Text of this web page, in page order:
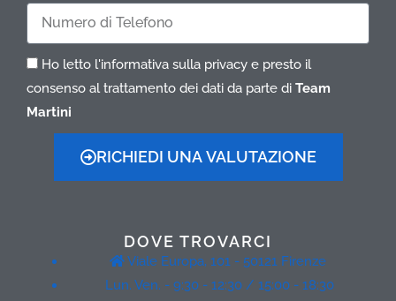
Telefono
Ho letto l'informativa sulla privacy e presto il
consenso al trattamento dei dati da parte di Team
Martini
RICHIEDI UNA VALUTAZIONE
DOVE TROVARCI
Viale Europa, 101 - 50121 Firenze
Lun. Ven. - 9:30 - 12:30 / 15:00 - 18:30